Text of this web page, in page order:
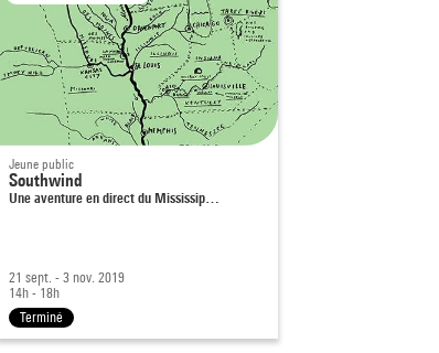
Jeune public
Southwind
Une aventure en direct du Mississip…
21 sept. - 3 nov. 2019
14h - 18h
Terminé